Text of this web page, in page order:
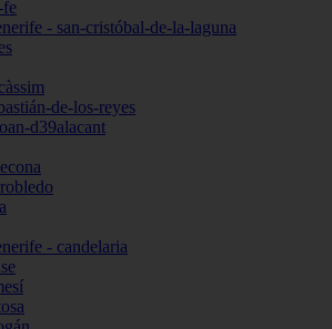
fe
- san-cristóbal-de-la-laguna
de-los-reyes
d39alacant
- candelaria